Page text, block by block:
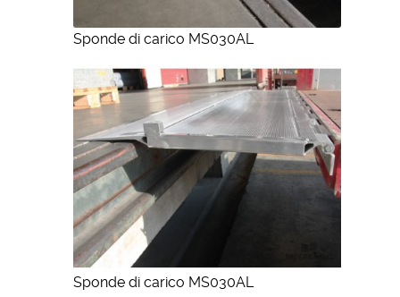
Sponde di carico MS030AL
Sponde di carico MS030AL